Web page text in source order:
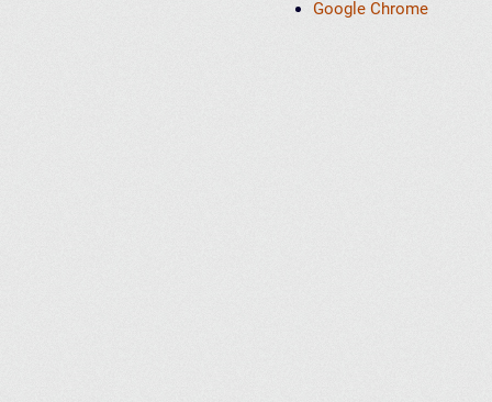
Google Chrome